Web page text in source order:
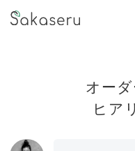
オー
ヒア